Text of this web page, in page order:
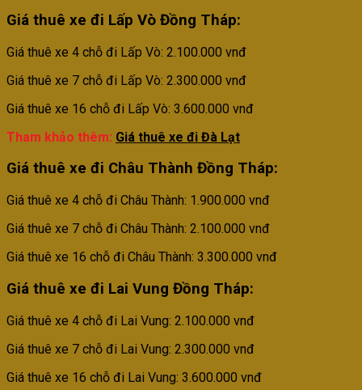
Giá thuê xe đi Lấp Vò Đồng Tháp:
Giá thuê xe 4 chỗ đi Lấp Vò: 2.100.000 vnđ
Giá thuê xe 7 chỗ đi Lấp Vò: 2.300.000 vnđ
Giá thuê xe 16 chỗ đi Lấp Vò: 3.600.000 vnđ
Tham khảo thêm: Giá thuê xe đi Đà Lạt
Giá thuê xe đi Châu Thành Đồng Tháp:
Giá thuê xe 4 chỗ đi Châu Thành: 1.900.000 vnđ
Giá thuê xe 7 chỗ đi Châu Thành: 2.100.000 vnđ
Giá thuê xe 16 chỗ đi Châu Thành: 3.300.000 vnđ
Giá thuê xe đi Lai Vung Đồng Tháp:
Giá thuê xe 4 chỗ đi Lai Vung: 2.100.000 vnđ
Giá thuê xe 7 chỗ đi Lai Vung: 2.300.000 vnđ
Giá thuê xe 16 chỗ đi Lai Vung: 3.600.000 vnđ